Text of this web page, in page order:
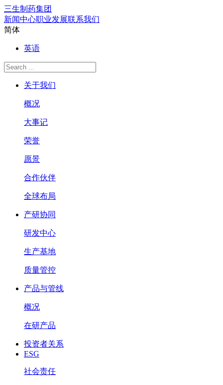
三生制药集团
新闻中心职业发展联系我们
简体
英语
关于我们
概况
大事记
荣誉
愿景
合作伙伴
全球布局
产研协同
研发中心
生产基地
质量管控
产品与管线
概况
在研产品
投资者关系
ESG
社会责任